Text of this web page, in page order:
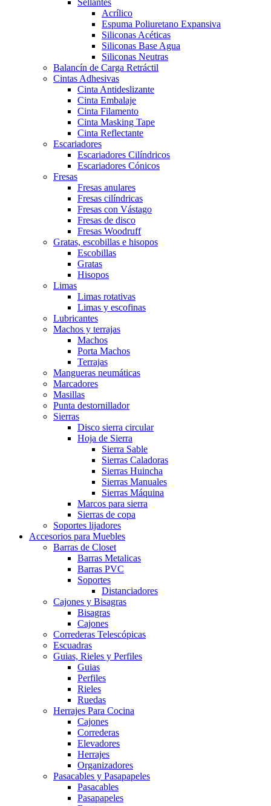
Sellantes
Acrílico
Espuma Poliuretano Expansiva
Siliconas Acéticas
Siliconas Base Agua
Siliconas Neutras
Balancín de Carga Retráctil
Cintas Adhesivas
Cinta Antideslizante
Cinta Embalaje
Cinta Filamento
Cinta Masking Tape
Cinta Reflectante
Escariadores
Escariadores Cilíndricos
Escariadores Cónicos
Fresas
Fresas anulares
Fresas cilíndricas
Fresas con Vástago
Fresas de disco
Fresas Woodruff
Gratas, escobillas e hisopos
Escobillas
Gratas
Hisopos
Limas
Limas rotativas
Limas y escofinas
Lubricantes
Machos y terrajas
Machos
Porta Machos
Terrajas
Mangueras neumáticas
Marcadores
Masillas
Punta destornillador
Sierras
Disco sierra circular
Hoja de Sierra
Sierra Sable
Sierras Caladoras
Sierras Huincha
Sierras Manuales
Sierras Máquina
Marcos para sierra
Sierras de copa
Soportes lijadores
Accesorios para Muebles
Barras de Closet
Barras Metalicas
Barras PVC
Soportes
Distanciadores
Cajones y Bisagras
Bisagras
Cajones
Correderas Telescópicas
Escuadras
Guias, Rieles y Perfiles
Guias
Perfiles
Rieles
Ruedas
Herrajes Para Cocina
Cajones
Correderas
Elevadores
Herrajes
Organizadores
Pasacables y Pasapapeles
Pasacables
Pasapapeles